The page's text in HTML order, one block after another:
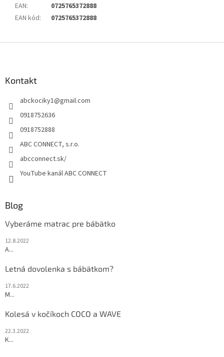
EAN:
0725765372888
EAN kód: 0725765372888
Kontakt
abckociky1@gmail.com
0918752636
0918752888
ABC CONNECT, s.r.o.
abcconnect.sk/
YouTube kanál ABC CONNECT
Blog
Vyberáme matrac pre bábätko
12.8.2022
A...
Letná dovolenka s bábätkom?
17.6.2022
M...
Kolesá v kočíkoch COCO a WAVE
22.3.2022
K...